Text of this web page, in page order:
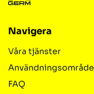
Navigera
Våra tjänster
Användningsområde
FAQ